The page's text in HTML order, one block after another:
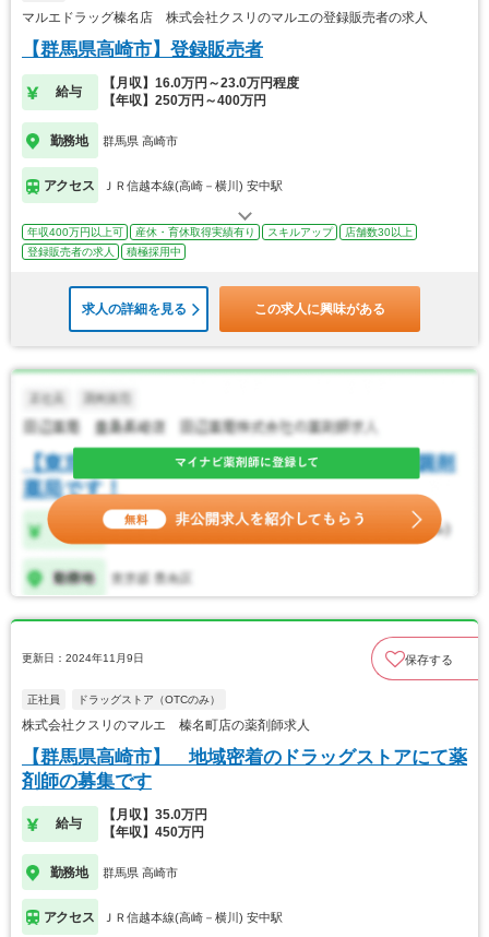
マルエドラッグ榛名店 株式会社クスリのマルエの登録販売者の求人
【群馬県高崎市】登録販売者
給与
【月収】16.0万円～23.0万円程度
【年収】250万円～400万円
勤務地 群馬県 高崎市
アクセス ＪＲ信越本線(高崎－横川) 安中駅
年収400万円以上可 産休・育休取得実績有り スキルアップ
店舗数30以上
登録販売者の求人
積極採用中
求人の詳細を見る この求人に興味がある
更新日：2024年11月9日 保存する
正社員 ドラッグストア（OTCのみ）
株式会社クスリのマルエ 榛名町店の薬剤師求人
【群馬県高崎市】 地域密着のドラッグストアにて薬
剤師の募集です
給与
【月収】35.0万円
【年収】450万円
勤務地 群馬県 高崎市
アクセス ＪＲ信越本線(高崎－横川) 安中駅